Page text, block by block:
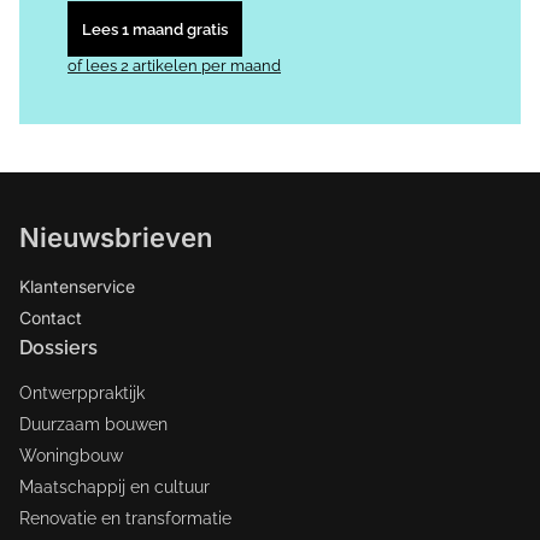
Lees 1 maand gratis
of lees 2 artikelen per maand
Nieuwsbrieven
Klantenservice
Contact
Dossiers
Ontwerppraktijk
Duurzaam bouwen
Woningbouw
Maatschappij en cultuur
Renovatie en transformatie